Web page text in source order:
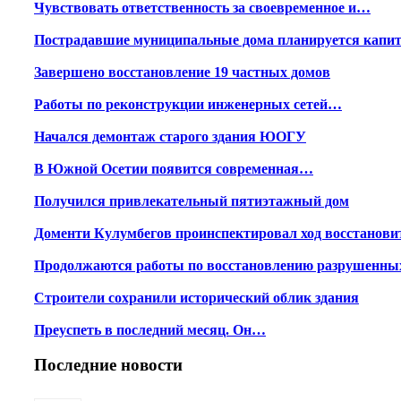
Чувствовать ответственность за своевременное и…
Пострадавшие муниципальные дома планируется
Завершено восстановление 19 частных домов
Работы по реконструкции инженерных сетей…
Начался демонтаж старого здания ЮОГУ
В Южной Осетии появится современная…
Получился привлекательный пятиэтажный дом
Доменти Кулумбегов проинспектировал ход
Продолжаются работы по восстановлению
Строители сохранили исторический облик здания
Преуспеть в последний месяц. Он…
Последние новости